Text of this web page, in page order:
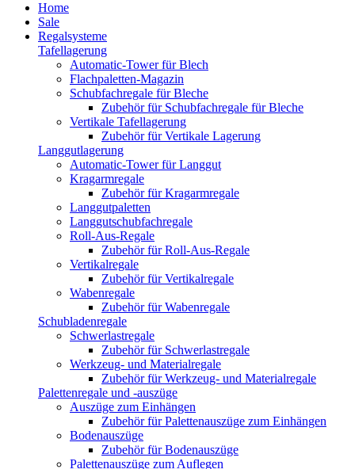
Home
Sale
Regalsysteme
Tafellagerung
Automatic-Tower für Blech
Flachpaletten-Magazin
Schubfachregale für Bleche
Zubehör für Schubfachregale für Bleche
Vertikale Tafellagerung
Zubehör für Vertikale Lagerung
Langgutlagerung
Automatic-Tower für Langgut
Kragarmregale
Zubehör für Kragarmregale
Langgutpaletten
Langgutschubfachregale
Roll-Aus-Regale
Zubehör für Roll-Aus-Regale
Vertikalregale
Zubehör für Vertikalregale
Wabenregale
Zubehör für Wabenregale
Schubladenregale
Schwerlastregale
Zubehör für Schwerlastregale
Werkzeug- und Materialregale
Zubehör für Werkzeug- und Materialregale
Palettenregale und -auszüge
Auszüge zum Einhängen
Zubehör für Palettenauszüge zum Einhängen
Bodenauszüge
Zubehör für Bodenauszüge
Palettenauszüge zum Auflegen